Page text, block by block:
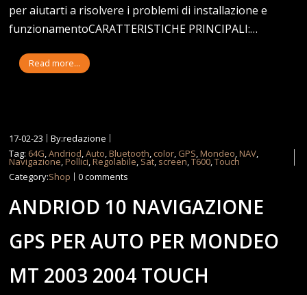
per aiutarti a risolvere i problemi di installazione e
funzionamentoCARATTERISTICHE PRINCIPALI:…
Read more...
17-02-23
By:redazione
Tag: 64G,Andriod,Auto,Bluetooth, color, GPS,Mondeo,NAV,
Navigazione,Pollici,Regolabile, Sat, screen,T600,Touch
Category:Shop 0 comments
ANDRIOD 10 NAVIGAZIONE
GPS PER AUTO PER MONDEO
MT 2003 2004 TOUCH